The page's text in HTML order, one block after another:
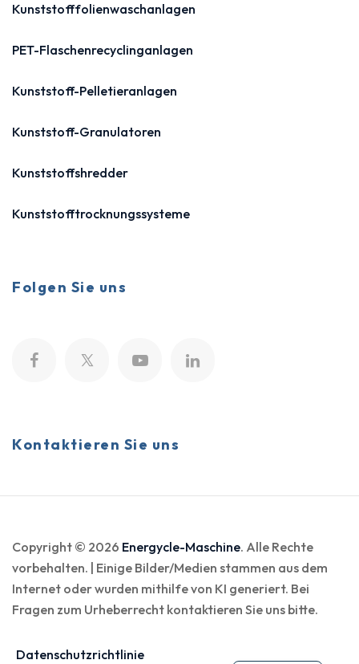
Kunststofffolienwaschanlagen
PET-Flaschenrecyclinganlagen
Kunststoff-Pelletieranlagen
Kunststoff-Granulatoren
Kunststoffshredder
Kunststofftrocknungssysteme
Folgen Sie uns
Kontaktieren Sie uns
Copyright © 2026 Energycle-Maschine. Alle Rechte
vorbehalten. | Einige Bilder/Medien stammen aus dem
Internet oder wurden mithilfe von KI generiert. Bei
Fragen zum Urheberrecht kontaktieren Sie uns bitte.
Datenschutzrichtlinie